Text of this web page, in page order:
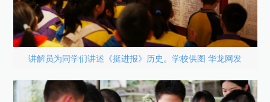
讲解员为同学们讲述《挺进报》历史。学校供图 华龙网发